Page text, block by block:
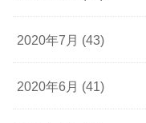
2020年7月 (43)
2020年6月 (41)